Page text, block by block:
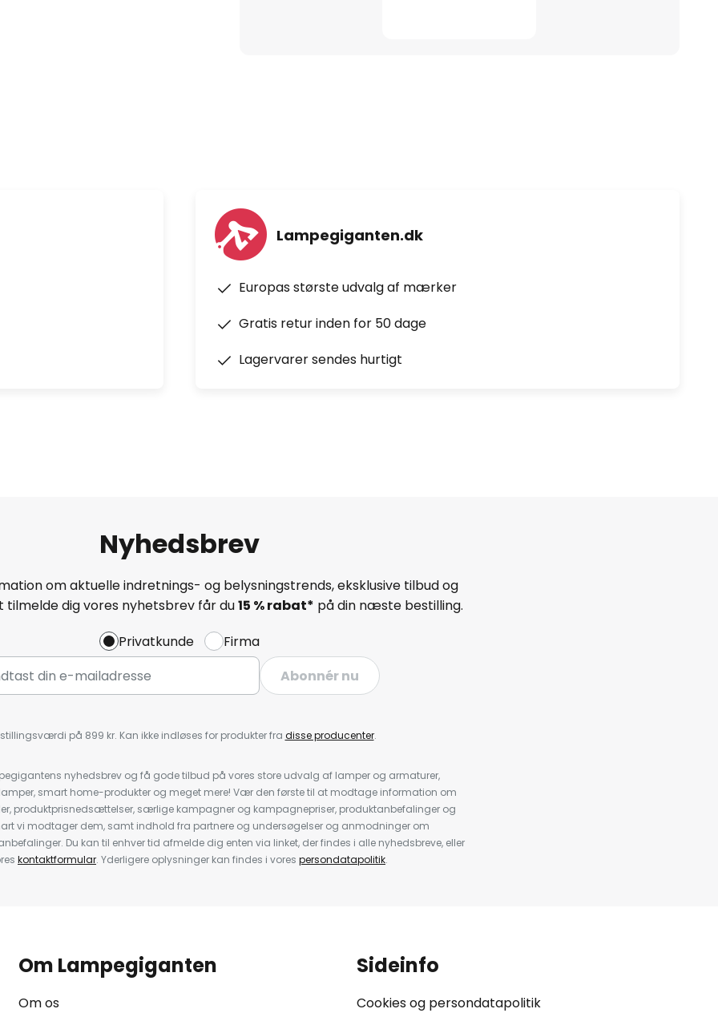
Lampegiganten.dk
Europas største udvalg af mærker
Gratis retur inden for 50 dage
Lagervarer sendes hurtigt
Nyhedsbrev
om aktuelle indretnings- og belysningstrends, eksklusive tilbud og
tilmelde dig vores nyhetsbrev får du15 % rabat* på din næste bestilling.
Privatkunde
Firma
Abonnér nu
på 899 kr. Kan ikke indløses for produkter fra disse producenter.
nyhedsbrev og få gode tilbud på vores store udvalg af lamper og armaturer,
smart home-produkter og meget mere! Vær den første til at modtage information om
produktprisnedsættelser, særlige kampagner og kampagnepriser, produktanbefalinger og
vi modtager dem, samt indhold fra partnere og undersøgelser og anmodninger om
Du kan til enhver tid afmelde dig enten via linket, der findes i alle nyhedsbreve, eller
kontaktformular. Yderligere oplysninger kan findes i vores persondatapolitik.
Om Lampegiganten
Om os
Sideinfo
Cookies og persondatapolitik